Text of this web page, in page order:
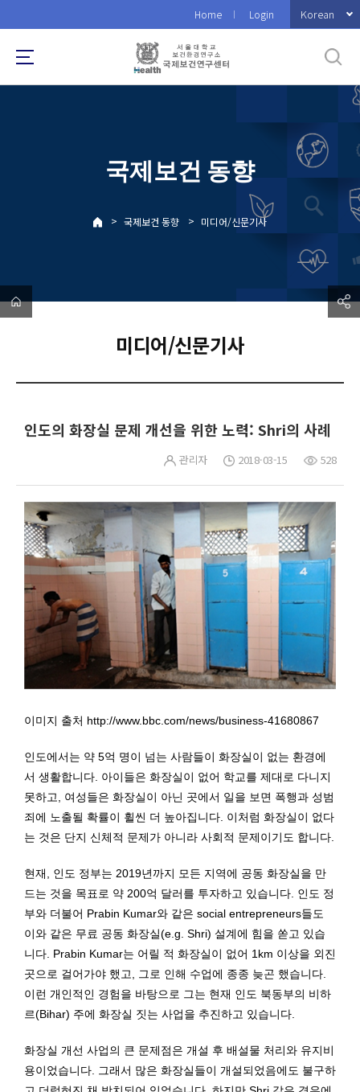
로
메
Home Login Korean
국제보건 동향
> 국제보건 동향 > 미디어/신문기사
미디어/신문기사
인도의 화장실 문제 개선을 위한 노력: Shri의 사례
관리자 2018-03-15 528
이미지 출처 http://www.bbc.com/news/business-41680867
인도에서는 약 5억 명이 넘는 사람들이 화장실이 없는 환경에
서 생활합니다. 아이들은 화장실이 없어 학교를 제대로 다니지
못하고, 여성들은 화장실이 아닌 곳에서 일을 보면 폭행과 성범
죄에 노출될 확률이 휠씬 더 높아집니다. 이처럼 화장실이 없다
는 것은 단지 신체적 문제가 아니라 사회적 문제이기도 합니다.
현재, 인도 정부는 2019년까지 모든 지역에 공동 화장실을 만
드는 것을 목표로 약 200억 달러를 투자하고 있습니다. 인도 정
부와 더불어 Prabin Kumar와 같은 social entrepreneurs들도
이와 같은 무료 공동 화장실(e.g. Shri) 설계에 힘을 쏟고 있습
니다. Prabin Kumar는 어릴 적 화장실이 없어 1km 이상을 외진
곳으로 걸어가야 했고, 그로 인해 수업에 종종 늦곤 했습니다.
이런 개인적인 경험을 바탕으로 그는 현재 인도 북동부의 비하
르(Bihar) 주에 화장실 짓는 사업을 추진하고 있습니다.
화장실 개선 사업의 큰 문제점은 개설 후 배설물 처리와 유지비
용이었습니다. 그래서 많은 화장실들이 개설되었음에도 불구하